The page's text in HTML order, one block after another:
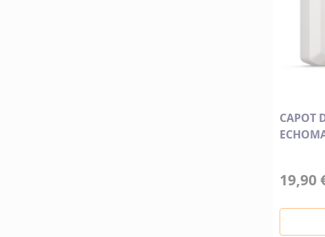
CAPOT
19,90